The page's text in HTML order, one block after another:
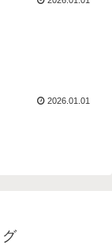
2026.01.01